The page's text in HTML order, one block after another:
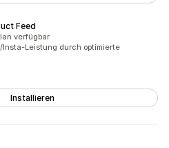
Feed
verfügbar
Insta-Leistung durch optimierte
Installieren